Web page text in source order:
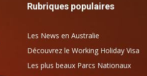
Rubriques populaires
Les News en Australie
Découvrez le Working Holiday Visa
Les plus beaux Parcs Nationaux